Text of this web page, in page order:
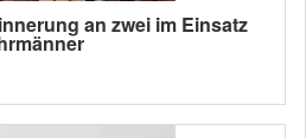
an zwei im Einsatz